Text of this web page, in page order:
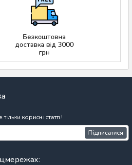
Безкоштовна
доставка від 3000
грн
корисні статті!
Підписатися